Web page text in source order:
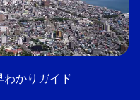
かりガイド